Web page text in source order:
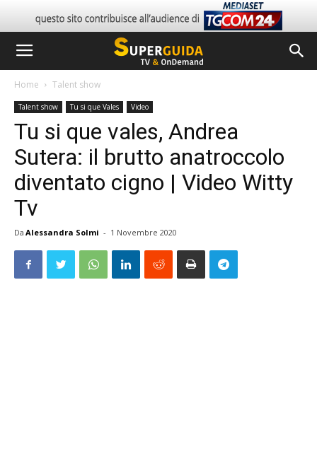
Home Talent show
Talent show Tu si que Vales Video
Tu si que vales, Andrea
Sutera: il brutto anatroccolo
diventato cigno | Video Witty
Tv
Da Alessandra Solmi - 1 Novembre 2020